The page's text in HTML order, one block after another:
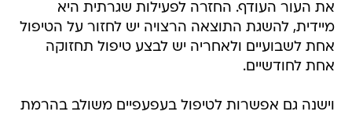
את העור העודף. החזרה לפעילות שגרתית היא
מיידית, להשגת התוצאה הרצויה יש לחזור על הטיפול
אחת לשבועיים ולאחריה יש לבצע טיפול תחזוקה
אחת לחודשיים.
וישנה גם אפשרות לטיפול בעפעפיים משולב בהרמת